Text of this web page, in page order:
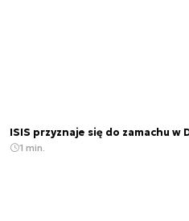
ISIS przyznaje się do zamachu w
1 min.